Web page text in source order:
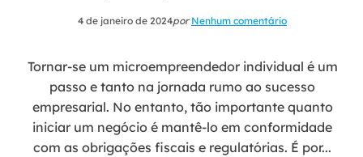
4 de janeiro de 2024por Nenhum comentário
Tornar-se um microempreendedor individual é um
passo e tanto na jornada rumo ao sucesso
empresarial. No entanto, tão importante quanto
iniciar um negócio é mantê-lo em conformidade
com as obrigações fiscais e regulatórias. É por...